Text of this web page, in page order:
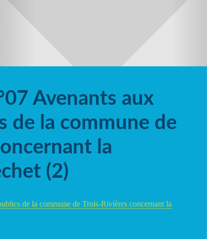
Avenants aux
de la commune de
la
(2)
de la commune de Trois-Rivières concernant la